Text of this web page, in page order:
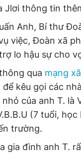
Jlơi thông tin
Anh, Bí thư
việc, Đoàn xã
lo hậu sự cho
qua mạng
kêu gọi các
của anh T. là
(7 tuổi, học
trường.
gia đình anh T.